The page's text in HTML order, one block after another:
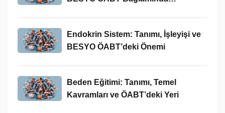
Endokrin Sistem: Tanımı, İşleyişi ve
BESYO ÖABT’deki Önemi
Beden Eğitimi: Tanımı, Temel
Kavramları ve ÖABT’deki Yeri